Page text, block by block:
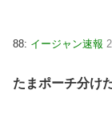
88: イージャン速報
たまポーチ分け